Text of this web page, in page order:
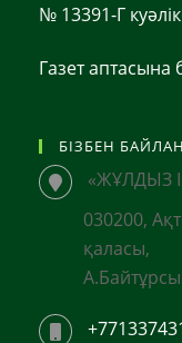
№ 13391-Г куәлік
Газет аптасына
БІЗБЕН
«ЖҰЛДЫЗ
030200,
қаласы,